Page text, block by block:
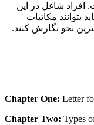
شاغل در این
بتوانند مکاتبات
نحو نگارش کنند.
Chapter One: Letter
Chapter Two: Types